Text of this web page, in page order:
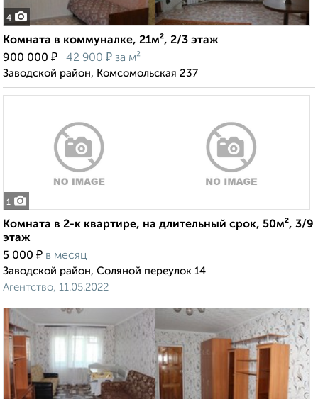
4
Комната в коммуналке, 21м², 2/3 этаж
900 000 ₽ 42 900 ₽ за м²
Заводской район, Комсомольская 237
1
Комната в 2-к квартире, на длительный срок, 50м², 3/9
этаж
5 000 ₽ в месяц
Заводской район, Соляной переулок 14
Агентство, 11.05.2022